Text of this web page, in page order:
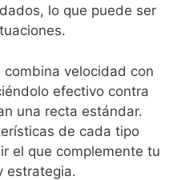
lo que puede ser
velocidad con
efectivo contra
una recta estándar.
de cada tipo
el que complemente tu
estrategia.